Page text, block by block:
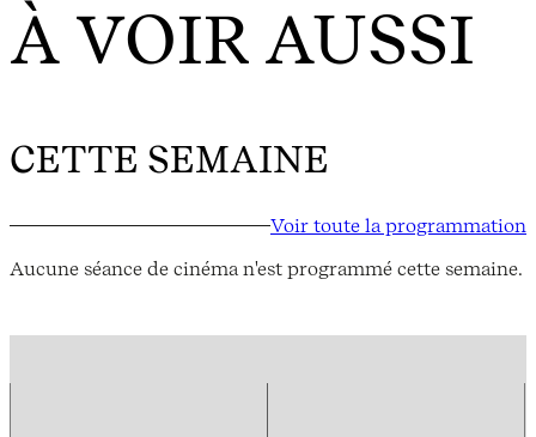
À VOIR AUSSI
CETTE SEMAINE
Voir toute la programmation
Aucune séance de cinéma n'est programmé cette semaine.